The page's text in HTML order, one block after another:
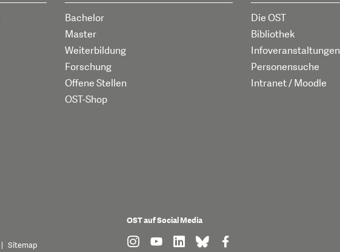
Bachelor
Master
Weiterbildung
Forschung
Offene Stellen
OST-Shop
Die OST
Bibliothek
Infoveranstaltungen
Personensuche
Intranet / Moodle
Sitemap
OST auf Social Media
find us on: instagram
find us on: youtube
find us on: linkedin
find us on: bluesky
find us on: facebook